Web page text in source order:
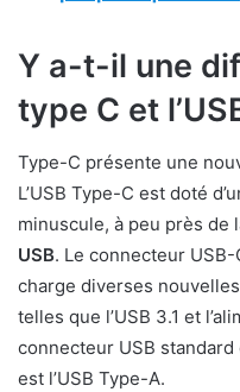
Y a-t-il une
type C et
Type-C présente une
L’USB Type-C est doté
minuscule, à peu près de
USB. Le connecteur
charge diverses
telles que l’USB 3.1 et
connecteur USB
est l’USB Type-A.